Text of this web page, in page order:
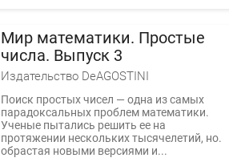
Мир математики. Простые
числа. Выпуск 3
Издательство DeAGOSTINI
Поиск простых чисел — одна из самых
парадоксальных проблем математики.
Ученые пытались решить ее на
протяжении нескольких тысячелетий, но.
обрастая новыми версиями и...